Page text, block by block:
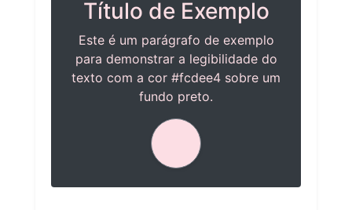
Título de Exemplo
Este é um parágrafo de exemplo
para demonstrar a legibilidade do
texto com a cor #fcdee4 sobre um
fundo preto.